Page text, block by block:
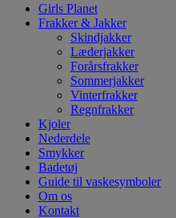
Girls Planet
Frakker & Jakker
Skindjakker
Læderjakker
Forårsfrakker
Sommerjakker
Vinterfrakker
Regnfrakker
Kjoler
Nederdele
Smykker
Badetøj
Guide til vaskesymboler
Om os
Kontakt